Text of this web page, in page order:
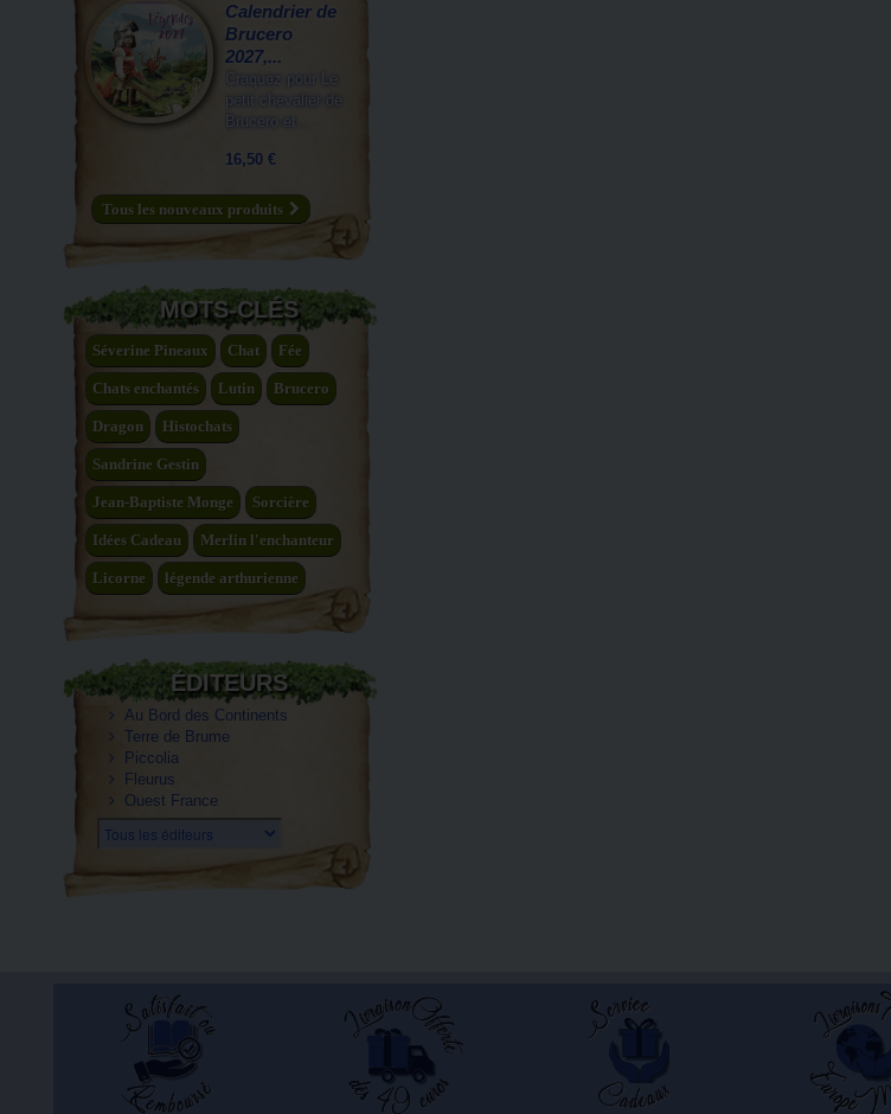
Calendrier de
Brucero
2027,...
Craquez pour Le
petit chevalier de
Brucero et...
16,50 €
Tous les nouveaux produits
MOTS-CLÉS
Séverine Pineaux Chat Fée
Chats enchantés Lutin Brucero
Dragon Histochats
Sandrine Gestin
Jean-Baptiste Monge Sorcière
Idées Cadeau Merlin l'enchanteur
Licorne légende arthurienne
ÉDITEURS
Au Bord des Continents
Terre de Brume
Piccolia
Fleurus
Ouest France
Tous les éditeurs